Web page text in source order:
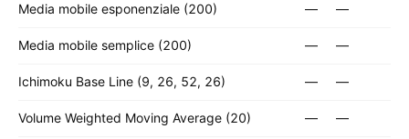
Media mobile esponenziale (200) — —
Media mobile semplice (200) — —
Ichimoku Base Line (9, 26, 52, 26) — —
Volume Weighted Moving Average (20) — —